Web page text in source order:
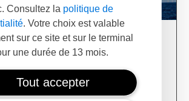
Consultez la politique de
. Votre choix est valable
sur ce site et sur le terminal
une durée de 13 mois.
Tout accepter
on prospection mission in
Learn more